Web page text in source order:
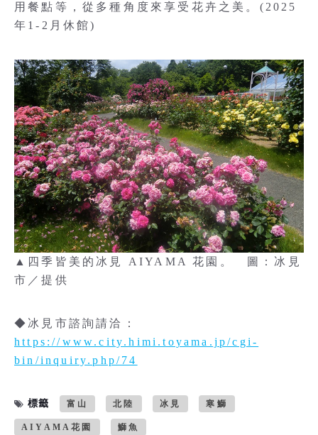
用餐點等，從多種角度來享受花卉之美。(2025
年1-2月休館)
▲四季皆美的冰見 AIYAMA 花園。 圖：冰見
市／提供
◆冰見市諮詢請洽：
https://www.city.himi.toyama.jp/cgi-
bin/inquiry.php/74
標籤 富山 北陸 冰見 寒鰤
AIYAMA花園 鰤魚